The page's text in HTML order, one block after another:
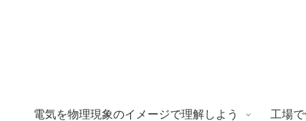
電気を物理現象のイメージで理解しよう 工場